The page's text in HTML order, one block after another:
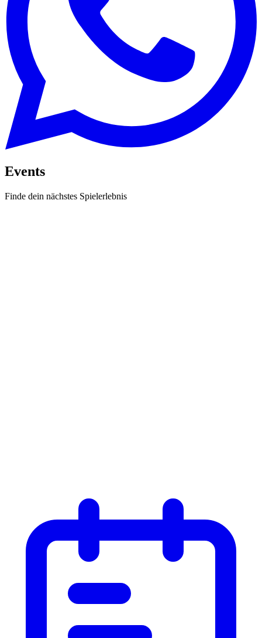
Events
Finde dein nächstes Spielerlebnis